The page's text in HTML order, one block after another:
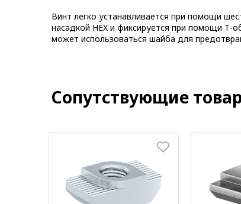
Винт легко устанавливается при помощи
насадкой HEX и фиксируется при помощи Т-
может использоваться шайба для
Сопутствующие